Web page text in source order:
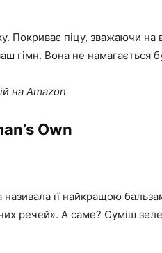
Покриває піцу, зважаючи
гімн. Вона не намагається
на Amazon
Own
її найкращою
речей». А саме? Суміш